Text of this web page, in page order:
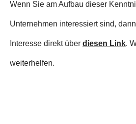
Wenn Sie am Aufbau dieser
Unternehmen interessiert sind,
Interesse direkt über diesen Link.
weiterhelfen.